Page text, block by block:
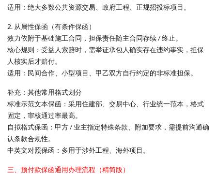
适用：绝大多数公共资源交易、政府工程、正规招投标项目。
2. 从属性保函（有条件保函）
效力依附于基础施工合同，担保责任随主合同存续 / 终止。
核心规则：受益人索赔时，需举证承包人确实存在违约事实，担保
人核实后才赔付。
适用：民间合作、小型项目、甲乙双方自行约定的非标准担保。
补充：其他常用格式划分
标准示范文本保函：采用住建部、交易中心、行业统一范本，格式
固定，审核通过率最高。
自拟格式保函：甲方 / 业主指定特殊条款、附加要求，需提前沟通确
认条款合规性。
中英文对照保函：多用于涉外工程、海外项目。
三、预付款保函通用办理流程（精简版）